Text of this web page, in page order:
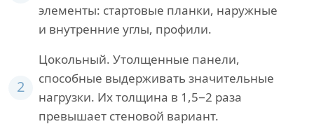
элементы: стартовые планки, наружные
и внутренние углы, профили.
2
Цокольный. Утолщенные панели,
способные выдерживать значительные
нагрузки. Их толщина в 1,5−2 раза
превышает стеновой вариант.